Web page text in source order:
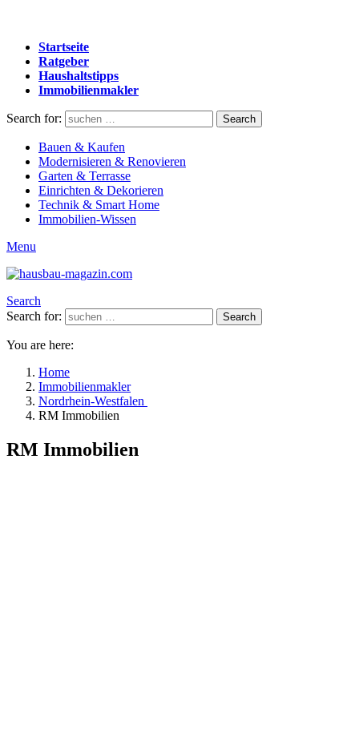
Startseite
Ratgeber
Haushaltstipps
Immobilienmakler
Search for: Search
Bauen & Kaufen
Modernisieren & Renovieren
Garten & Terrasse
Einrichten & Dekorieren
Technik & Smart Home
Immobilien-Wissen
Menu
Search
Search for:
Search
You are here:
Home
Immobilienmakler
Nordrhein-Westfalen
RM Immobilien
RM Immobilien